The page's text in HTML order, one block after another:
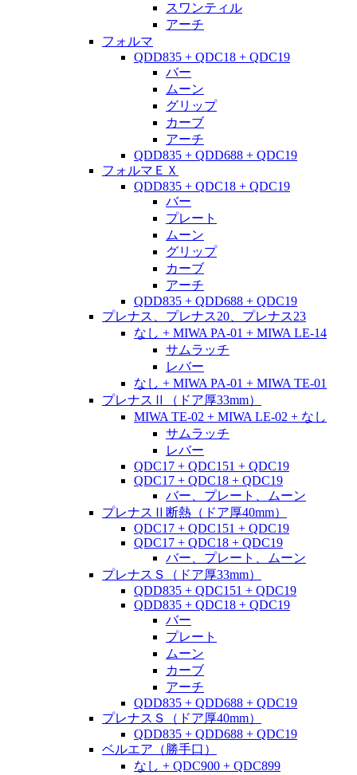
スワンティル
アーチ
フォルマ
QDD835 + QDC18 + QDC19
バー
ムーン
グリップ
カーブ
アーチ
QDD835 + QDD688 + QDC19
フォルマＥＸ
QDD835 + QDC18 + QDC19
バー
プレート
ムーン
グリップ
カーブ
アーチ
QDD835 + QDD688 + QDC19
プレナス、プレナス20、プレナス23
なし + MIWA PA-01 + MIWA LE-14
サムラッチ
レバー
なし + MIWA PA-01 + MIWA TE-01
プレナスⅡ（ドア厚33mm）
MIWA TE-02 + MIWA LE-02 + なし
サムラッチ
レバー
QDC17 + QDC151 + QDC19
QDC17 + QDC18 + QDC19
バー、プレート、ムーン
プレナスⅡ断熱（ドア厚40mm）
QDC17 + QDC151 + QDC19
QDC17 + QDC18 + QDC19
バー、プレート、ムーン
プレナスＳ（ドア厚33mm）
QDD835 + QDC151 + QDC19
QDD835 + QDC18 + QDC19
バー
プレート
ムーン
カーブ
アーチ
QDD835 + QDD688 + QDC19
プレナスＳ（ドア厚40mm）
QDD835 + QDD688 + QDC19
ベルエア（勝手口）
なし + QDC900 + QDC899